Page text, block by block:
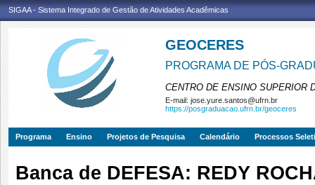
SIGAA - Sistema Integrado de Gestão de Atividades Acadêmicas
GEOCERES
PROGRAMA DE PÓS-
CENTRO DE ENSINO SUPERIOR
E-mail: jose.yure.santos@ufrn.br
https://posgraduacao.ufrn.br/geoceres
Programa Ensino Projetos de Pesquisa Calendário Processos
Banca de DEFESA: REDY